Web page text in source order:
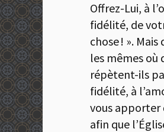
Offrez-Lui, à
fidélité, de
chose ! ».
les mêmes où
répètent-ils
fidélité, à
vous apporter
afin que